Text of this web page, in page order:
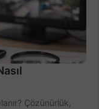
Çözünürlük,